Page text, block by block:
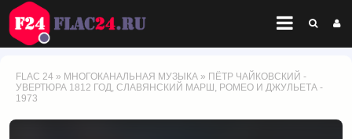
FLAC 24 » МНОГОКАНАЛЬНАЯ МУЗЫКА » ПЁТР ЧАЙКОВСКИЙ -
УВЕРТЮРА 1812 ГОД, СЛАВЯНСКИЙ МАРШ, РОМЕО И ДЖУЛЬЕТА -
1973